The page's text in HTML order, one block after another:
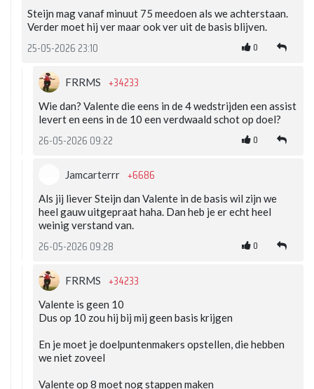
Steijn mag vanaf minuut 75 meedoen als we achterstaan.
Verder moet hij ver maar ook ver uit de basis blijven.
25-05-2026 23:10 0
FRRMS +34233
Wie dan? Valente die eens in de 4 wedstrijden een assist
levert en eens in de 10 een verdwaald schot op doel?
26-05-2026 09:22 0
Jamcarterrr +6686
Als jij liever Steijn dan Valente in de basis wil zijn we
heel gauw uitgepraat haha. Dan heb je er echt heel
weinig verstand van.
26-05-2026 09:28 0
FRRMS +34233
Valente is geen 10
Dus op 10 zou hij bij mij geen basis krijgen
En je moet je doelpuntenmakers opstellen, die hebben
we niet zoveel
Valente op 8 moet nog stappen maken